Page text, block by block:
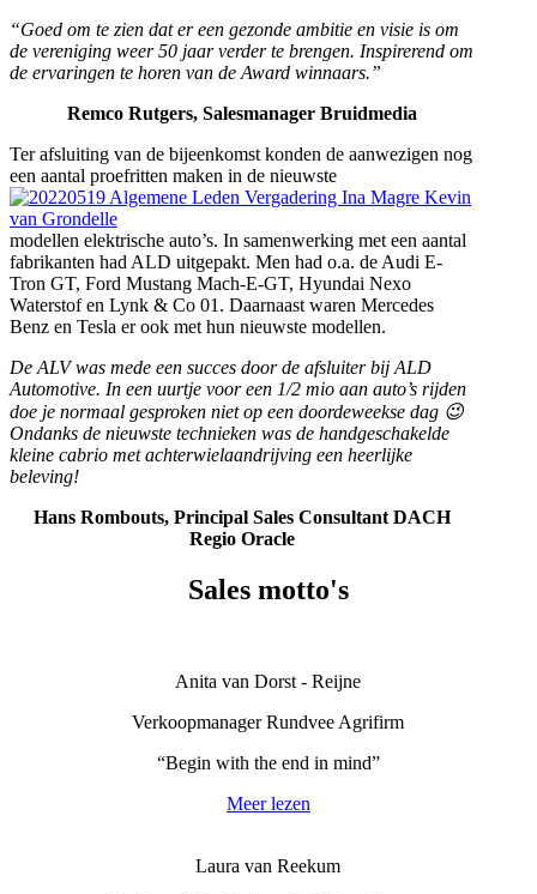
“Goed om te zien dat er een gezonde ambitie en visie is om
de vereniging weer 50 jaar verder te brengen. Inspirerend om
de ervaringen te horen van de Award winnaars.”
Remco Rutgers, Salesmanager Bruidmedia
Ter afsluiting van de bijeenkomst konden de aanwezigen nog
een aantal proefritten maken in de nieuwste
modellen elektrische auto’s. In samenwerking met een aantal
fabrikanten had ALD uitgepakt. Men had o.a. de Audi E-
Tron GT, Ford Mustang Mach-E-GT, Hyundai Nexo
Waterstof en Lynk & Co 01. Daarnaast waren Mercedes
Benz en Tesla er ook met hun nieuwste modellen.
De ALV was mede een succes door de afsluiter bij ALD
Automotive. In een uurtje voor een 1/2 mio aan auto’s rijden
doe je normaal gesproken niet op een doordeweekse dag 😉
Ondanks de nieuwste technieken was de handgeschakelde
kleine cabrio met achterwielaandrijving een heerlijke
beleving!
Hans Rombouts, Principal Sales Consultant DACH
Regio Oracle
Sales motto's
Anita van Dorst - Reijne
Verkoopmanager Rundvee Agrifirm
“Begin with the end in mind”
Meer lezen
Laura van Reekum